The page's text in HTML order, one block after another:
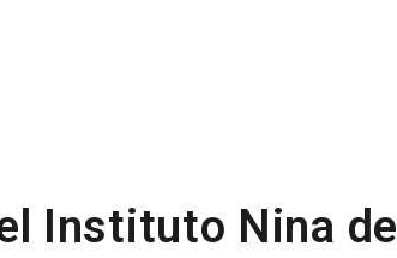
Instituto Nina de